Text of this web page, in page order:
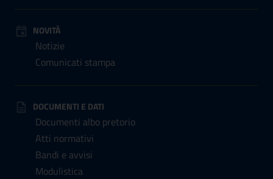
NOVITÀ
Notizie
Comunicati stampa
DOCUMENTI E DATI
Documenti albo pretorio
Atti normativi
Bandi e avvisi
Modulistica